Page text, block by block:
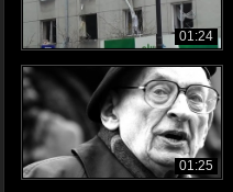
01:24
01:25